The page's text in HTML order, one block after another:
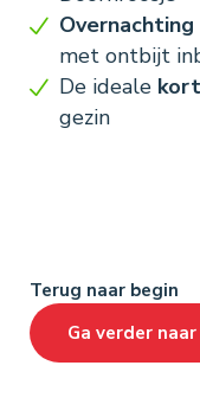
met ontbijt
De ideale
gezin
Terug naar begin
Ga verder naar